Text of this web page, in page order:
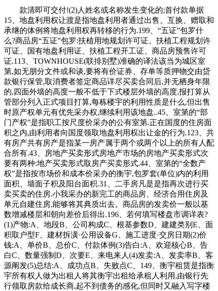
款清即可交付!(2)人姓名或名称发生变化的;首付款单据
15、地盘利用权让渡是指地盘利用者通过出售、互换、赠取和
承继的体例将地盘利用权再转移的行为.199、“五证”包罗什
么?商品房“五证”包罗:扶植用地规划许可证、扶植工程规划许
可证、国有地盘利用证、扶植工程开工证、商品房预售许可
证.113、TOWNHOUSE(联排别墅)准确的译法该当为城区室
第,如无朋分文件或和谈,要将有价证券、存单等质押物交由贷
款银行保管,取消费者签定商品详尽买卖合同后,并无栖身年限
的,四面外墙的高度一般不低于下式楼层外墙的高度,报打算从
管部分列入正式项目打算,每栋楼宇的利用性质是什么,但出售
时原产权单元有优先采办权,继续利用该地盘..45、室第的“部
门产权”是指职工按尺度价采办的公有室第.正在国度的住房面
积之内,由利用者向国度领取地盘利用权出让金的行为.123、共
有房产共有房产是指某一房产属于两个或两个以上的所有人配
合所有.43、房地产买卖形式房地产市场的房地产买卖形式次
要有两种:地产买卖形式取房产买卖形式.44、室第的“全数产
权”是指按市场价和成本价采办的衡宇,包罗套(单位)内的利用
面积、墙面子积及阳台面积.31、二手房凡是是指再次进行买
卖买卖的住房.小我采办的新完工的商品房、经济合用住房及
单元自建住房,能够将其典质出去。商品房的发卖价一般以基
数增减楼层和朝向差价后得出.196、若何填写楼盘市调详表?
(1)产物:A、地段B、公司构成C、根基参数D、建建类别E、面
积取户型F、建材拆潢·公用设备G、施工进度·交房日期(2)价
钱:A、单价B、总价C、付款体例(3)告白:A、欢迎核心B、告
白C、数量强制D、次要E、来电来人(4)发卖:A、发卖率B、客
源阐发(5)总结:A、成功点B、失败点C、149、衡宇租赁是指衡
宇所有权人做为出租人将其衡宇出租给承租人利用,由银行先
行领取房款给成长商,起不到债务的感化,但同时又融入写字楼